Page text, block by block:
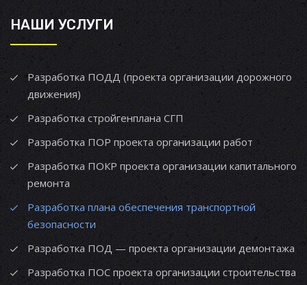
НАШИ УСЛУГИ
Разработка ПОДД (проекта организации дорожного
движения)
Разработка стройгенплана СГП
Разработка ПОР проекта организации работ
Разработка ПОКР проекта организации капитального
ремонта
Разработка плана обеспечения транспортной
безопасности
Разработка ПОД — проекта организации демонтажа
Разработка ПОС проекта организации строительства